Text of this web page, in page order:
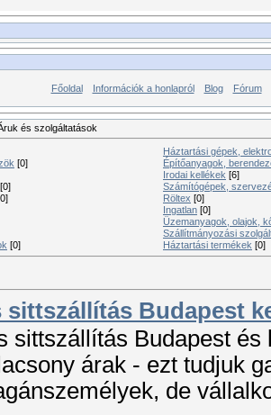
Főoldal Információk a honlapról Blog Fórum
és szolgáltatások
Háztartási gépek,
[0]
Építőanyagok,
Irodai kellékek [6]
[0]
Számítógépek,
Röltex [0]
Ingatlan [0]
Üzemanyagok, olajok,
Szállítmányozási
[0] Háztartási termékek [0]
sittszállítás Budapest
sittszállítás Budapest
árak - ezt tudjuk
de